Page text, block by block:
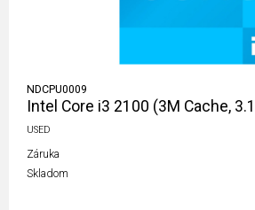
NDCPU0009
Intel Core i3 2100 (3M Cache,
USED
Záruka
Skladom